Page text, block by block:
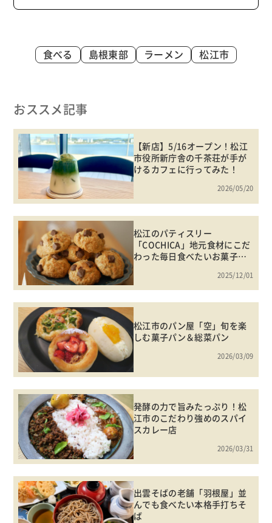
食べる 島根東部 ラーメン 松江市
おススメ記事
【新店】5/16オープン！松江
市役所新庁舎の千茶荘が手が
けるカフェに行ってみた！
2026/05/20
松江のパティスリー
「COCHICA」地元食材にこだ
わった毎日食べたいお菓子た
2025/12/01
松江市のパン屋「空」旬を楽
しむ菓子パン＆総菜パン
2026/03/09
発酵の力で旨みたっぷり！松
江市のこだわり強めのスパイ
スカレー店
2026/03/31
出雲そばの老舗「羽根屋」並
んでも食べたい本格手打ちそ
ば